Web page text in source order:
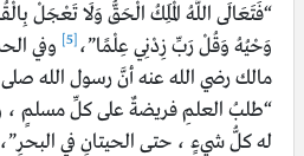
“فَتَعَالَى اللَّهُ الْمَلِكُ الْحَقُّ وَلَا تَعْجَلْ
وَحْيُهُ وَقُلْ رَبِّ زِدْنِي عِلْمًا”،[5]
وفي
مالك رضي الله عنه أنَّ رسول الله
“طلبُ العلمِ فريضةٌ على كلِّ مسلمٍ ،
له كلُّ شيءٍ ، حتى الحيتانِ في البحرِ”،